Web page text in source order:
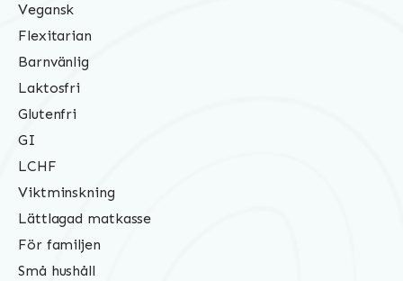
Vegansk
Flexitarian
Barnvänlig
Laktosfri
Glutenfri
GI
LCHF
Viktminskning
Lättlagad matkasse
För familjen
Små hushåll